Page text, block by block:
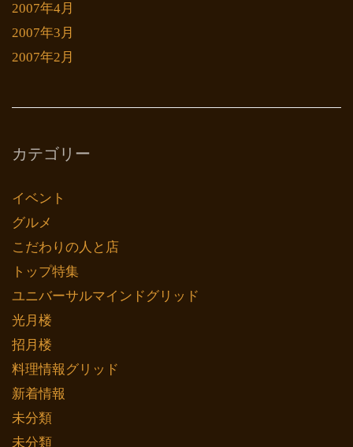
2007年4月
2007年3月
2007年2月
カテゴリー
イベント
グルメ
こだわりの人と店
トップ特集
ユニバーサルマインドグリッド
光月楼
招月楼
料理情報グリッド
新着情報
未分類
未分類